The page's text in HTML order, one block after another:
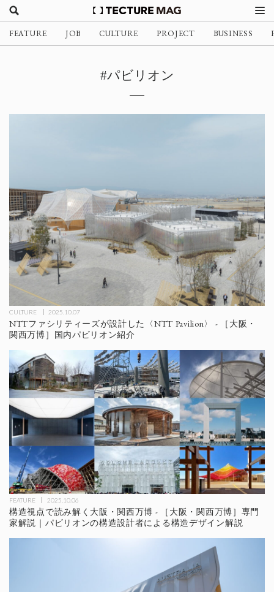
FEATURE JOB CULTURE PROJECT BUSINESS
#パビリオン
CULTURE 2025.10.07
NTTファシリティーズが設計した〈NTT Pavilion〉 - ［大阪・
関西万博］国内パビリオン紹介
FEATURE 2025.10.06
構造視点で読み解く大阪・関西万博 - ［大阪・関西万博］専門
家解説｜パビリオンの構造設計者による構造デザイン解説